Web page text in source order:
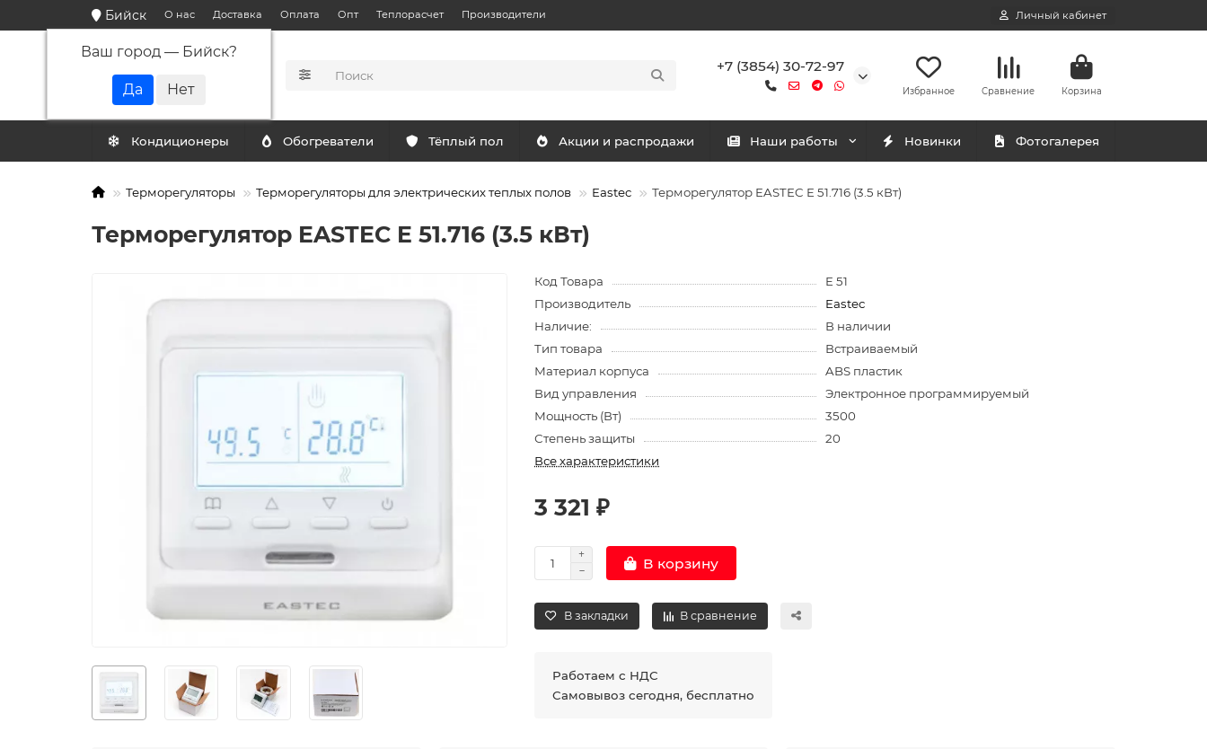
Бийск
Ваш город — Бийск?
О нас Доставка Оплата Опт Теплорасчет Производители Личный кабинет
+7 (3854) 30-72-97
Избранное Сравнение Корзина
Кондиционеры Обогреватели Тёплый пол Акции и распродажи Наши работы Новинки Фотогалерея
Терморегуляторы Терморегуляторы для электрических теплых полов Eastec Терморегулятор EASTEC E 51.716 (3.5 кВт)
Терморегулятор EASTEC E 51.716 (3.5 кВт)
Код Товара
E 51
Производитель
Eastec
Наличие:
В наличии
Тип товара
Встраиваемый
Материал корпуса
ABS пластик
Вид управления
Электронное программируемый
Мощность (Вт)
3500
Степень защиты
20
Все характеристики
3 321 ₽
В корзину
В закладки В сравнение
Работаем с НДС
Самовывоз сегодня, бесплатно